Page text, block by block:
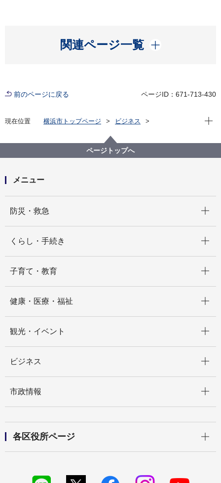
関連ページ一覧
開く
前のページに戻る ページID：671-713-430
現在位置 横浜市トップページ
ビジネス
医療機関の方への情報
横浜市保健医療協議会 病床整備検討部会（令和５年
度）
現在
ページトップへ
メニュー
防災・救急
くらし・手続き
子育て・教育
健康・医療・福祉
観光・イベント
ビジネス
市政情報
各区役所ページ